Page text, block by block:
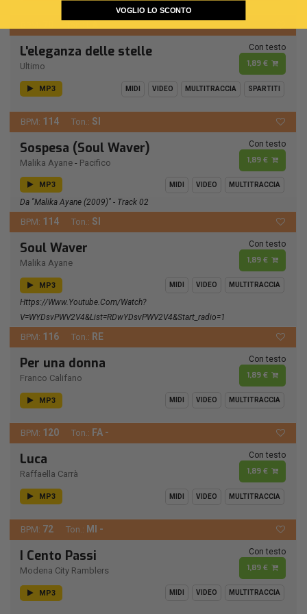
L'eleganza delle stelle
Ultimo
Con testo
1,89 €
MP3 MIDI VIDEO MULTITRACCIA SPARTITI
BPM: 114 Ton.: SI
Sospesa (Soul Waver)
Malika Ayane - Pacifico
Con testo
1,89 €
MP3 MIDI VIDEO MULTITRACCIA
Da "Malika Ayane (2009)" - Track 02
BPM: 114 Ton.: SI
Soul Waver
Malika Ayane
Con testo
1,89 €
MP3 MIDI VIDEO MULTITRACCIA
Https://www.youtube.com/watch?
V=wYDsvPWV2V4&list=RDwYDsvPWV2V4&start_radio=1
BPM: 116 Ton.: RE
Per una donna
Franco Califano
Con testo
1,89 €
MP3 MIDI VIDEO MULTITRACCIA
BPM: 120 Ton.: FA -
Luca
Raffaella Carrà
Con testo
1,89 €
MP3 MIDI VIDEO MULTITRACCIA
BPM: 72 Ton.: MI -
I Cento Passi
Modena City Ramblers
Con testo
1,89 €
MP3 MIDI VIDEO MULTITRACCIA
VOGLIO LO SCONTO